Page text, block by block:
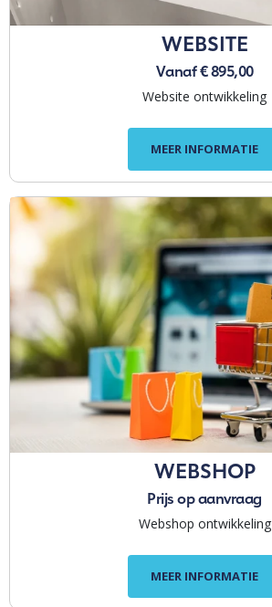
WEBSITE
Vanaf € 895,00
Website ontwikkeling
MEER INFORMATIE
WEBSHOP
Prijs op aanvraag
Webshop ontwikkeling
MEER INFORMATIE